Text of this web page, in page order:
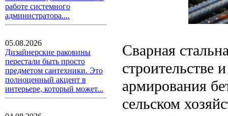
работе системного
администратора....
05.08.2026
Дизайнерские раковины
перестали быть просто
предметом сантехники. Это
полноценный акцент в
интерьере, который может...
Сварная
строительстве
армирования
сельском